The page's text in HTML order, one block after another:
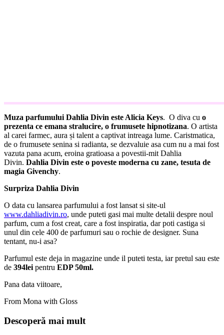
Muza parfumului Dahlia Divin este Alicia Keys. O diva cu o
prezenta ce emana stralucire, o frumusete hipnotizana. O artista
al carei farmec, aura și talent a captivat intreaga lume. Caristmatica,
de o frumusete senina si radianta, se dezvaluie asa cum nu a mai fost
vazuta pana acum, eroina gratioasa a povestii-mit Dahlia
Divin. Dahlia Divin este o poveste moderna cu zane, tesuta de
magia Givenchy.
Surpriza Dahlia Divin
O data cu lansarea parfumului a fost lansat si site-ul
www.dahliadivin.ro, unde puteti gasi mai multe detalii despre noul
parfum, cum a fost creat, care a fost inspiratia, dar poti castiga si
unul din cele 400 de parfumuri sau o rochie de designer. Suna
tentant, nu-i asa?
Parfumul este deja in magazine unde il puteti testa, iar pretul sau este
de 394lei pentru EDP 50ml.
Pana data viitoare,
From Mona with Gloss
Descoperă mai mult